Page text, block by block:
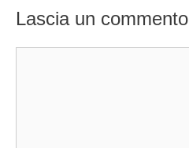
Lascia un commento